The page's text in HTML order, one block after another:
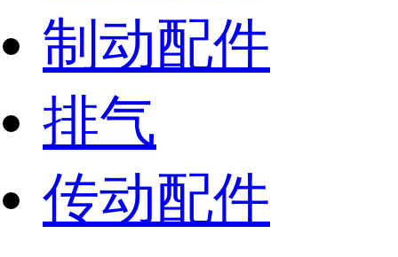
制动配件
排气
传动配件